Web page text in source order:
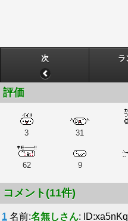
次 ラ
評価
3 31
62 9
コメント(11件)
1 名前:名無しさん: